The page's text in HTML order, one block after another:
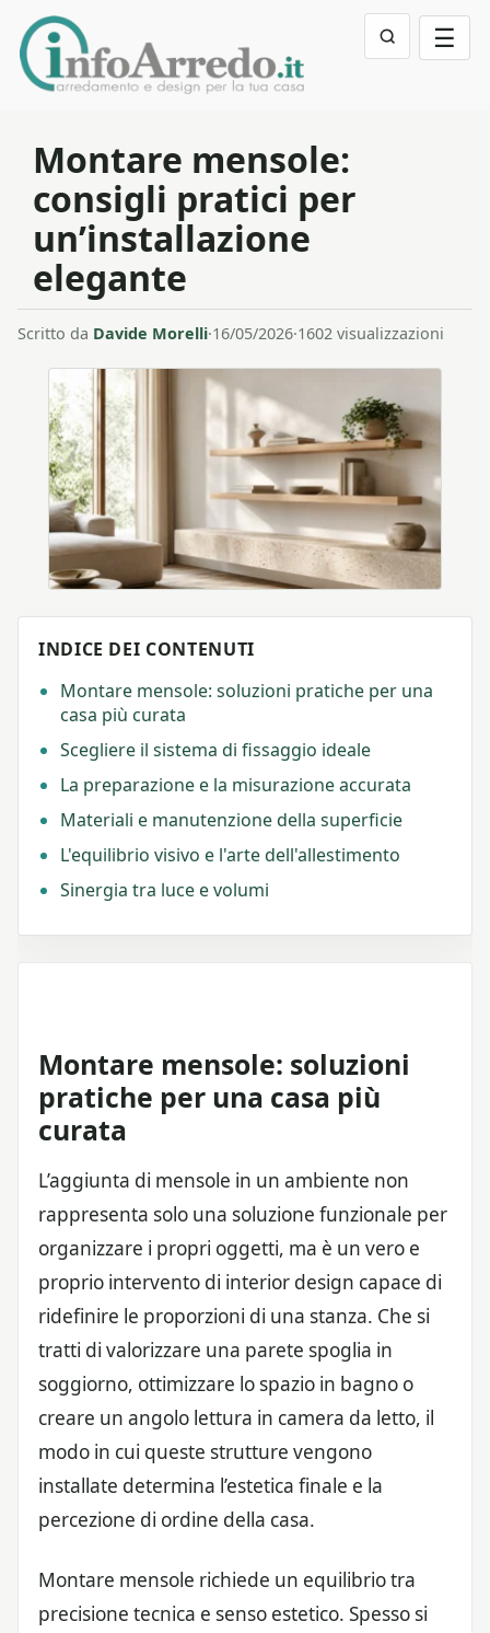
☰
Montare mensole:
consigli pratici per
un’installazione
elegante
Scritto da Davide Morelli·16/05/2026·1602 visualizzazioni
INDICE DEI CONTENUTI
Montare mensole: soluzioni pratiche per una
casa più curata
Scegliere il sistema di fissaggio ideale
La preparazione e la misurazione accurata
Materiali e manutenzione della superficie
L'equilibrio visivo e l'arte dell'allestimento
Sinergia tra luce e volumi
Montare mensole: soluzioni
pratiche per una casa più
curata
L’aggiunta di mensole in un ambiente non
rappresenta solo una soluzione funzionale per
organizzare i propri oggetti, ma è un vero e
proprio intervento di interior design capace di
ridefinire le proporzioni di una stanza. Che si
tratti di valorizzare una parete spoglia in
soggiorno, ottimizzare lo spazio in bagno o
creare un angolo lettura in camera da letto, il
modo in cui queste strutture vengono
installate determina l’estetica finale e la
percezione di ordine della casa.
Montare mensole richiede un equilibrio tra
precisione tecnica e senso estetico. Spesso si